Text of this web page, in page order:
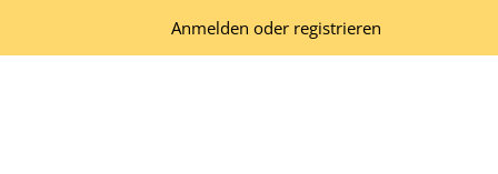
Anmelden oder registrieren